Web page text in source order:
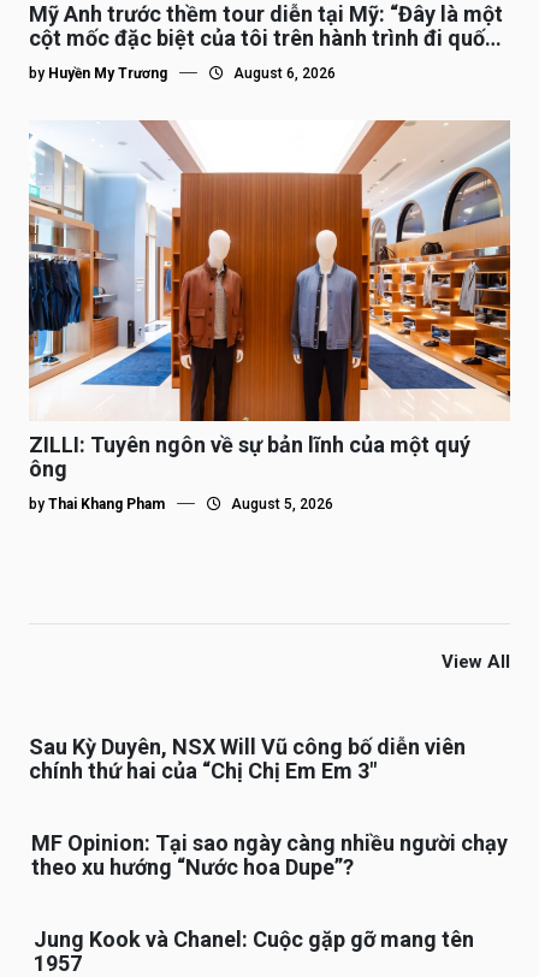
Mỹ Anh trước thềm tour diễn tại Mỹ: “Đây là một
cột mốc đặc biệt của tôi trên hành trình đi quốc
tế”
by Huyền My Trương August 6, 2026
ZILLI: Tuyên ngôn về sự bản lĩnh của một quý
ông
by Thai Khang Pham August 5, 2026
View All
Sau Kỳ Duyên, NSX Will Vũ công bố diễn viên
chính thứ hai của “Chị Chị Em Em 3″
MF Opinion: Tại sao ngày càng nhiều người chạy
theo xu hướng “Nước hoa Dupe”?
Jung Kook và Chanel: Cuộc gặp gỡ mang tên
1957